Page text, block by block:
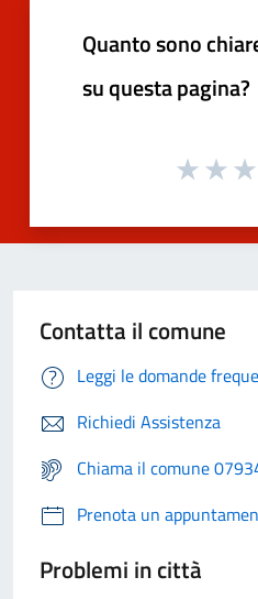
Quanto sono
su questa pagina?
Contatta il comune
Leggi le domande
Richiedi Assistenza
Chiama il comune
Prenota un
Problemi in città